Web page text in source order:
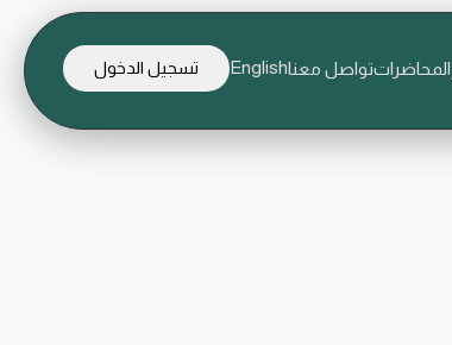
المحاضراتتواصل معناEnglish تسجيل الدخول